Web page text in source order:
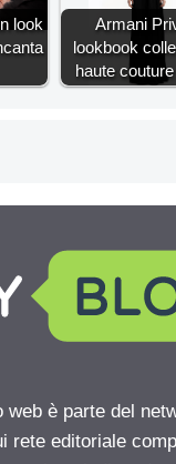
look
Armani
lookbook
haute
web è parte del
rete editoriale